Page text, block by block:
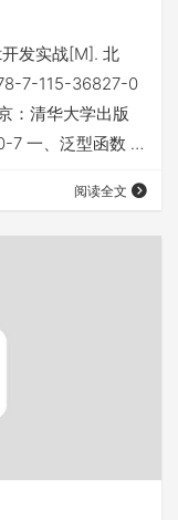
发实战[M]. 北
7-115-36827-0
：清华大学出版
一、泛型函数 泛
返回值类型 }
enu…
阅读全文